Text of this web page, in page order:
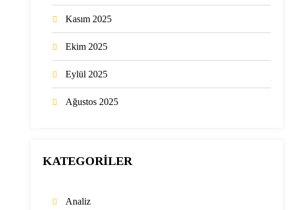
Kasım 2025
Ekim 2025
Eylül 2025
Ağustos 2025
KATEGORİLER
Analiz